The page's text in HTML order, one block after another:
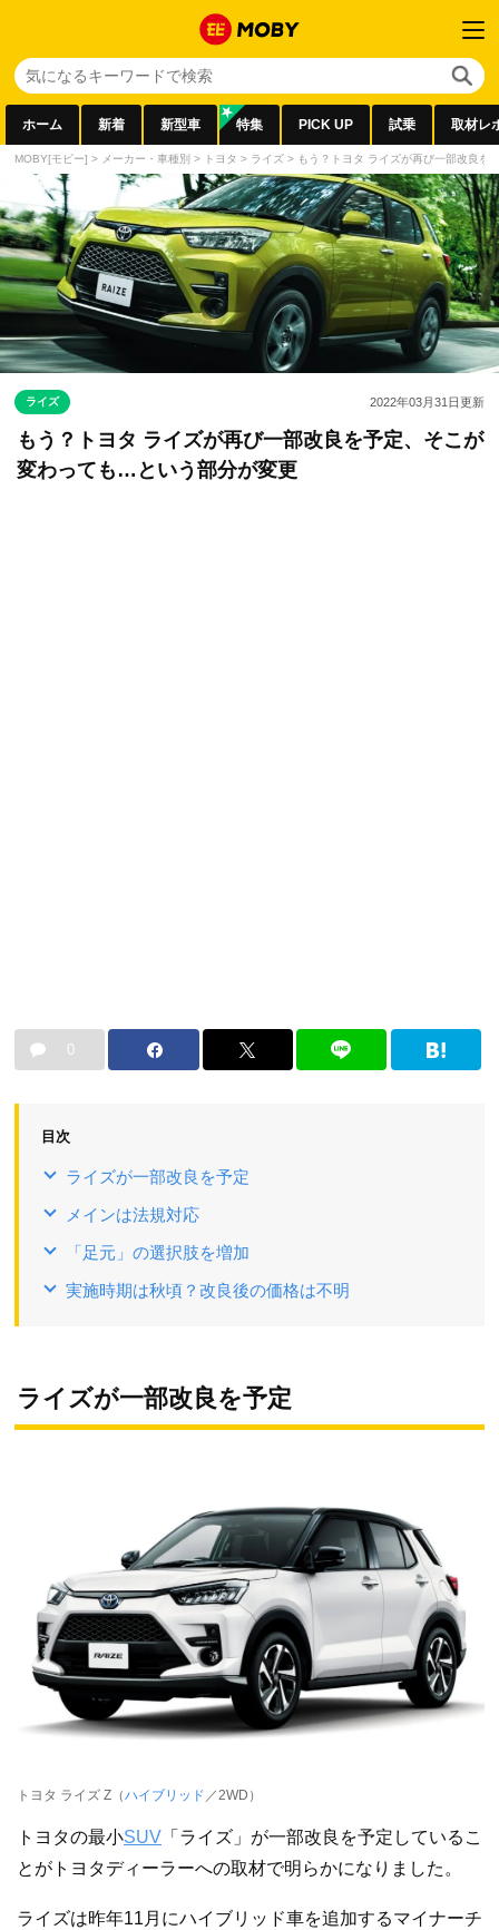
ホーム 新着 新型車 特集 PICK UP 試乗 取材レ
MOBY[モビー] > メーカー・車種別 > トヨタ > ライズ > もう？トヨタ ライズが再び一部改良
ライズ 2022年03月31日更新
もう？トヨタ ライズが再び一部改良を予定、そこが
変わっても…という部分が変更
0
目次
ライズが一部改良を予定
メインは法規対応
「足元」の選択肢を増加
実施時期は秋頃？改良後の価格は不明
ライズが一部改良を予定
トヨタ ライズ Z（ハイブリッド ／2WD）
トヨタの最小SUV 「ライズ」が一部改良を予定しているこ
とがトヨタディーラーへの取材で明らかになりました。
ライズは昨年11月にハイブリッド車を追加するマイナーチ